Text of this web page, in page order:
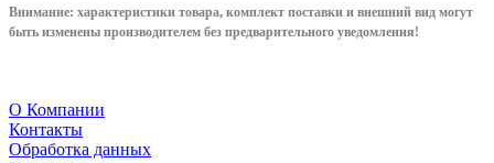
Внимание: характеристики товара, комплект поставки и внешний вид могут
быть изменены производителем без предварительного уведомления!
О Компании
Контакты
Обработка данных